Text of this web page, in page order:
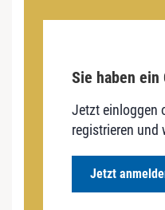
Sie haben ein
Jetzt einloggen
registrieren und
Jetzt